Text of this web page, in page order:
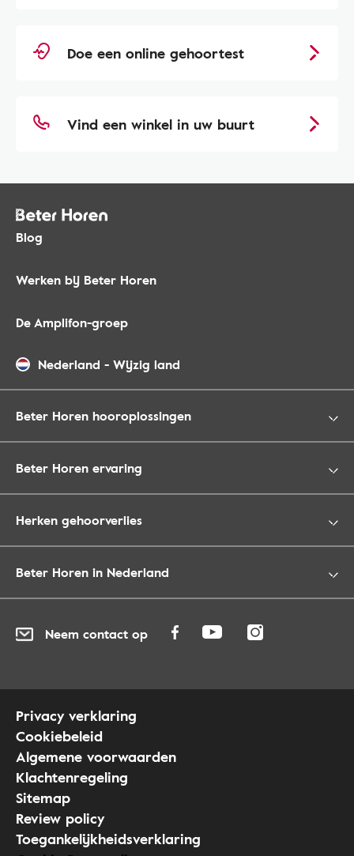
Doe een online gehoortest
Vind een winkel in uw buurt
Blog
Werken bij Beter Horen
De Amplifon-groep
Nederland - Wijzig land
Beter Horen hooroplossingen
Beter Horen ervaring
Herken gehoorverlies
Beter Horen in Nederland
Neem contact op
Privacy verklaring
Cookiebeleid
Algemene voorwaarden
Klachtenregeling
Sitemap
Review policy
Toegankelijkheidsverklaring